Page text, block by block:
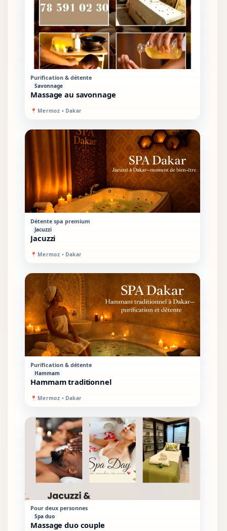
VIP SUR PLACE
Massage au savonnage
Purification & détente
Savonnage
📍 Mermoz • Dakar
VIP SUR PLACE
Jacuzzi
Détente spa premium
Jacuzzi
📍 Mermoz • Dakar
PREMIUM SUR PLACE
Hammam traditionnel
Purification & détente
Hammam
📍 Mermoz • Dakar
STANDARD MIXTE
Massage duo couple
Pour deux personnes
Spa duo